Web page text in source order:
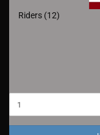
Riders (12)